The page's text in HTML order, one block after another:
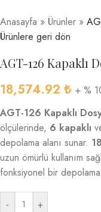
Anasayfa » Ürünler »
Ürünlere geri dön
AGT-126 Kapaklı
18,574.92 ₺ + %
AGT-126 Kapaklı
ölçülerinde, 6 kapaklı
depolama alanı sunar.
uzun ömürlü kullanım
fonksiyonel bir
- +